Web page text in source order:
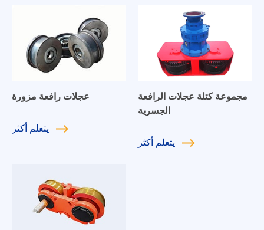
عجلات رافعة مزورة
يتعلمأكثر
مجموعة كتلة عجلات الرافعة
الجسرية
يتعلمأكثر